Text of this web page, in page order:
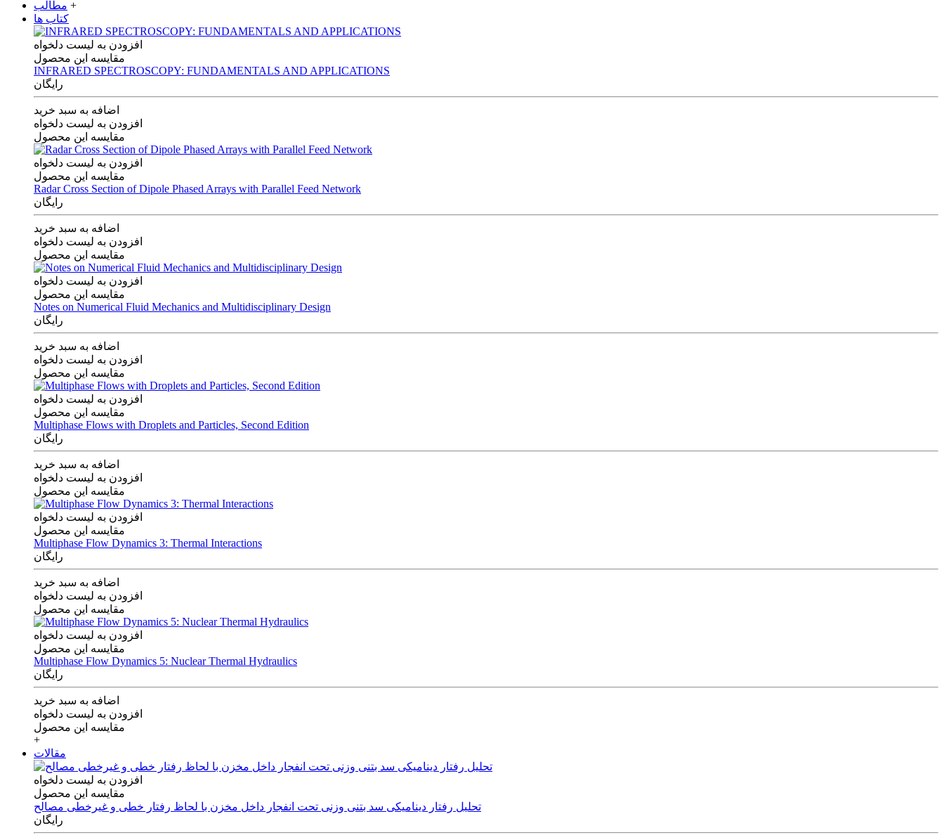
مطالب +
کتاب ها
افزودن به لیست دلخواه
مقایسه این محصول
INFRARED SPECTROSCOPY: FUNDAMENTALS AND APPLICATIONS
رایگان
اضافه به سبد خرید
افزودن به لیست دلخواه
مقایسه این محصول
افزودن به لیست دلخواه
مقایسه این محصول
Radar Cross Section of Dipole Phased Arrays with Parallel Feed Network
رایگان
اضافه به سبد خرید
افزودن به لیست دلخواه
مقایسه این محصول
افزودن به لیست دلخواه
مقایسه این محصول
Notes on Numerical Fluid Mechanics and Multidisciplinary Design
رایگان
اضافه به سبد خرید
افزودن به لیست دلخواه
مقایسه این محصول
افزودن به لیست دلخواه
مقایسه این محصول
Multiphase Flows with Droplets and Particles, Second Edition
رایگان
اضافه به سبد خرید
افزودن به لیست دلخواه
مقایسه این محصول
افزودن به لیست دلخواه
مقایسه این محصول
Multiphase Flow Dynamics 3: Thermal Interactions
رایگان
اضافه به سبد خرید
افزودن به لیست دلخواه
مقایسه این محصول
افزودن به لیست دلخواه
مقایسه این محصول
Multiphase Flow Dynamics 5: Nuclear Thermal Hydraulics
رایگان
اضافه به سبد خرید
افزودن به لیست دلخواه
مقایسه این محصول
+
مقالات
افزودن به لیست دلخواه
مقایسه این محصول
تحلیل رفتار دینامیکی سد بتنی وزنی تحت انفجار داخل مخزن با لحاظ رفتار خطی و غیرخطی مصالح
رایگان